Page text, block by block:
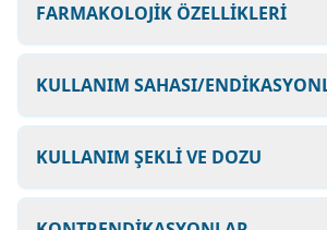
FARMAKOLOJİK ÖZELLİKLERİ
KULLANIM SAHASI/
KULLANIM ŞEKLİ VE DOZU